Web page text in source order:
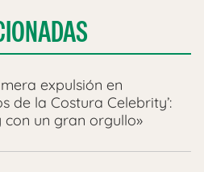
expulsión en
de la Costura Celebrity’:
con un gran orgullo»